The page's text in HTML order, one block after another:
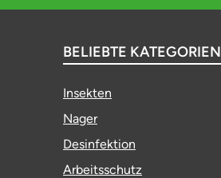
BELIEBTE KATEGORIEN
Insekten
Nager
Desinfektion
Arbeitsschutz